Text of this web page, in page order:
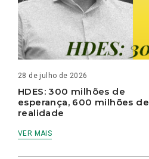
28 de julho de 2026
HDES: 300 milhões de
esperança, 600 milhões de
realidade
VER MAIS